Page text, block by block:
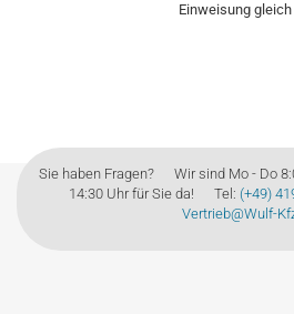
Einweisung
Sie haben Fragen? Wir sind Mo - Do
14:30 Uhr für Sie da! Tel: (+49)
Vertrieb@Wulf-